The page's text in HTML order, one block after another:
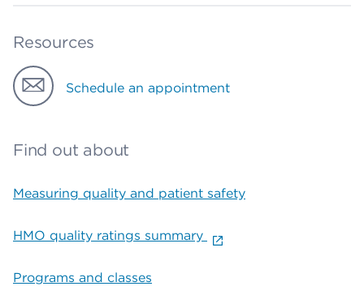
Resources
Schedule an appointment
Find out about
Measuring quality and patient safety
HMO quality ratings summary
Programs and classes